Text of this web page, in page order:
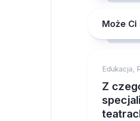
Może
Edukacja,
Z